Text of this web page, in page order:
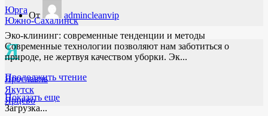
Юрга
Южно-Сахалинск
Я
Ярославль
Якутск
Ярцево
От
admincleanvip
Эко-клининг: современные тенденции и методы
Современные технологии позволяют нам заботиться о
природе, не жертвуя качеством уборки. Эк...
Продолжить чтение
Показать еще
Загрузка...